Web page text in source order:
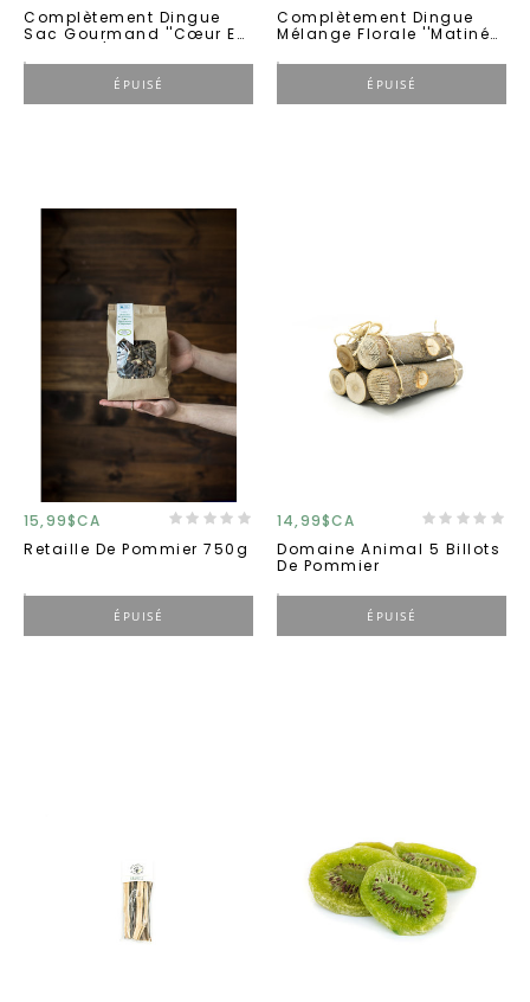
Complètement Dingue
Sac Gourmand ''cœur En
ÉPUISÉ
Complètement Dingue
Mélange Florale ''matinée
ÉPUISÉ
15,99$CA
Retaille De Pommier 750g
ÉPUISÉ
14,99$CA
Domaine Animal 5 Billots
De Pommier
ÉPUISÉ